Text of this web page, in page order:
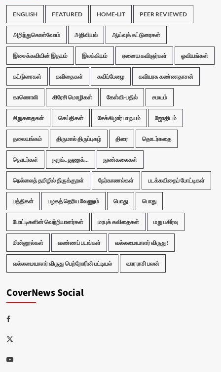
ENGLISH FEATURED HOME-LIT PEER REVIEWED
அறிந்துகொள்வோம் அறிவியல் ஆய்வுக் கட்டுரைகள்
இசைக்கவியின் இதயம் இலக்கியம் ஏனைய கவிஞர்கள் ஓவியங்கள்
கட்டுரைகள் கவிதைகள் கவிப்பேழை கவியரசு கண்ணதாசன்
காணொலி கிரேசி மொழிகள் கேள்வி-பதில் சமயம்
சிறுகதைகள் செய்திகள் சேக்கிழார் பா நயம் ஜோதிடம்
தலையங்கம் திருமால் திருப்புகழ் திரை தொடர்கதை
தொடர்கள் நறுக்..துணுக்... நுண்கலைகள்
நெல்லைத் தமிழில் திருக்குறள் நேர்காணல்கள் படக்கவிதைப் போட்டிகள்
பத்திகள் பழகத் தெரிய வேணும் பொது பொது
போட்டிகளின் வெற்றியாளர்கள் மரபுக் கவிதைகள் மறு பகிர்வு
மின்னூல்கள் வண்ணப் படங்கள் வல்லமையாளர் விருது!
வல்லமையாளர் விருது பெற்றோரின் பட்டியல் வார ராசி பலன்
CoverNews Social
Facebook
Twitter
Youtube